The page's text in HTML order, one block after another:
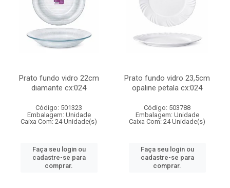
Prato fundo vidro 22cm
diamante cx:024
Código: 501323
Embalagem: Unidade
Caixa Com: 24 Unidade(s)
Faça seu login ou
cadastre-se para
comprar.
Prato fundo vidro 23,5cm
opaline petala cx:024
Código: 503788
Embalagem: Unidade
Caixa Com: 24 Unidade(s)
Faça seu login ou
cadastre-se para
comprar.